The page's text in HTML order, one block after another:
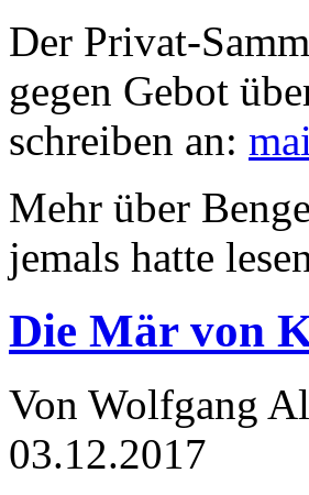
Der Privat-
gegen Gebot
schreiben an:
Mehr über
jemals hatte
Die Mär von
Von Wolfgang
03.12.2017